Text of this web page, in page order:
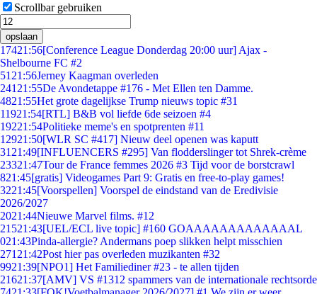
Scrollbar gebruiken
opslaan
17421:56[Conference League Donderdag 20:00 uur] Ajax -
Shelbourne FC #2
51 21:56Jerney Kaagman overleden
241 21:55De Avondetappe #176 - Met Ellen ten Damme.
4821:55Het grote dagelijkse Trump nieuws topic #31
11921:54[RTL] B&B vol liefde 6de seizoen #4
19221:54Politieke meme's en spotprenten #11
12921:50[WLR SC #417] Nieuw deel openen was kaputt
31 21:49[INFLUENCERS #295] Van flodderslinger tot Shrek-crème
23321:47Tour de France femmes 2026 #3 Tijd voor de borstcrawl
821:45[gratis] Videogames Part 9: Gratis en free-to-play games!
3221:45[Voorspellen] Voorspel de eindstand van de Eredivisie
2026/2027
2021:44Nieuwe Marvel films. #12
21521:43[UEL/ECL live topic] #160 GOAAAAAAAAAAAAAL
021:43Pinda-allergie? Andermans poep slikken helpt misschien
271 21:42Post hier pas overleden muzikanten #32
9921:39[NPO1] Het Familiediner #23 - te allen tijden
21621:37[AMV] VS #1312 spammers van de internationale rechtsorde